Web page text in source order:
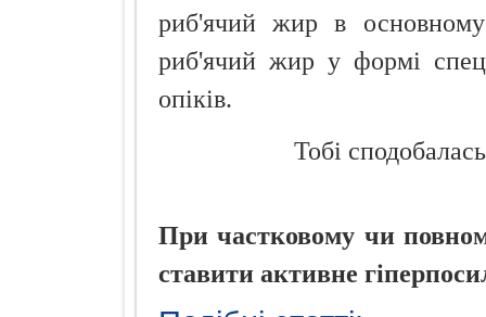
риб'ячий жир в
риб'ячий жир у формі
опіків.
Тобі
При частковому чи
ставити активне